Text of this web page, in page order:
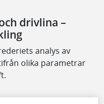
drivlina –
analys av
olika parametrar